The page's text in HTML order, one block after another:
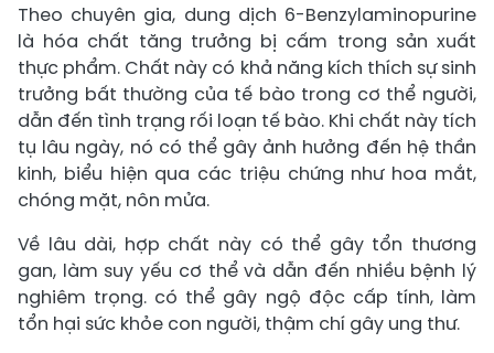
Theo chuyên gia, dung dịch 6-Benzylaminopurine
là hóa chất tăng trưởng bị cấm trong sản xuất
thực phẩm. Chất này có khả năng kích thích sự sinh
trưởng bất thường của tế bào trong cơ thể người,
dẫn đến tình trạng rối loạn tế bào. Khi chất này tích
tụ lâu ngày, nó có thể gây ảnh hưởng đến hệ thần
kinh, biểu hiện qua các triệu chứng như hoa mắt,
chóng mặt, nôn mửa.
Về lâu dài, hợp chất này có thể gây tổn thương
gan, làm suy yếu cơ thể và dẫn đến nhiều bệnh lý
nghiêm trọng. có thể gây ngộ độc cấp tính, làm
tổn hại sức khỏe con người, thậm chí gây ung thư.